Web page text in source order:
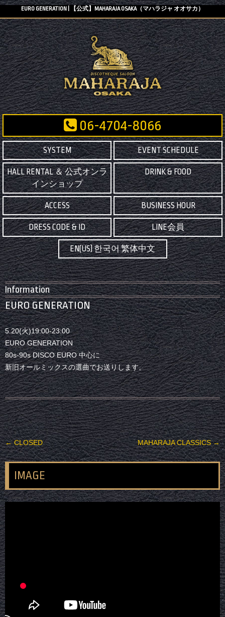
EURO GENERATION | 【公式】MAHARAJA OSAKA（マハラジャ オオサカ）
06-4704-8066
SYSTEM EVENT SCHEDULE
HALL RENTAL ＆ 公式オンラ
インショップ
DRINK & FOOD
ACCESS BUSINESS HOUR
DRESS CODE & ID LINE会員
EN(US) 한국어 繁体中文
Information
EURO GENERATION
5.20(火)19:00-23:00
EURO GENERATION
80s-90s DISCO EURO 中心に
新旧オールミックスの選曲でお送りします。
投稿ナビゲーション
←CLOSED MAHARAJA CLASSICS→
IMAGE